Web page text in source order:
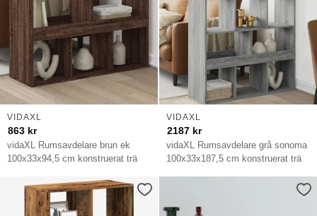
vidaXL Rumsavdelare brun ek
100x33x94,5 cm konstruerat trä
VIDAXL
863 kr
vidaXL Rumsavdelare grå sonoma
100x33x187,5 cm konstruerat trä
VIDAXL
2187 kr